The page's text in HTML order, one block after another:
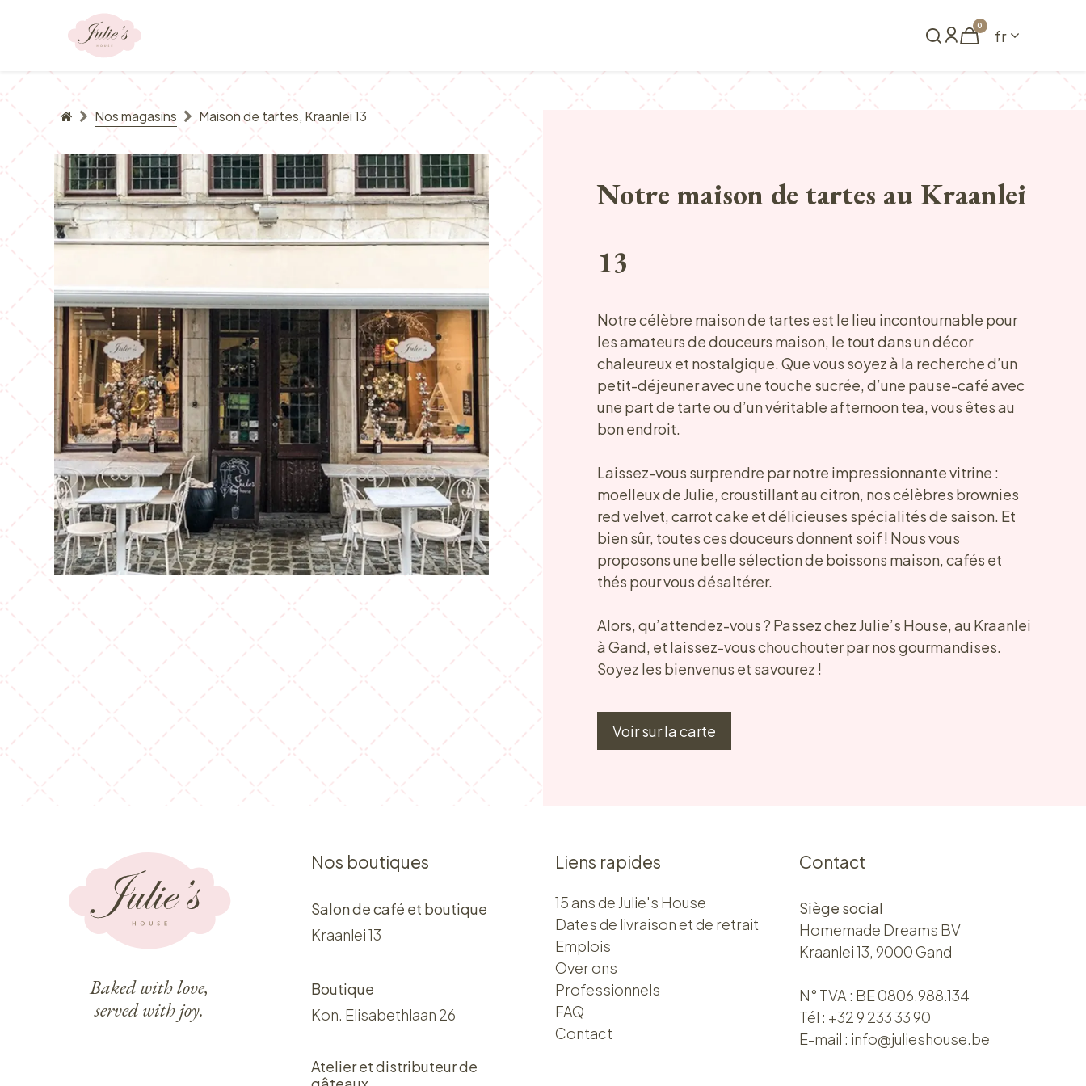
Se rendre au contenu
0
fr
Nos magasins Maison de tartes, Kraanlei 13
Notre maison de tartes au Kraanlei
13
Notre célèbre maison de tartes est le lieu incontournable pour
les amateurs de douceurs maison, le tout dans un décor
chaleureux et nostalgique. Que vous soyez à la recherche d’un
petit-déjeuner avec une touche sucrée, d’une pause-café avec
une part de tarte ou d’un véritable afternoon tea, vous êtes au
bon endroit.
Laissez-vous surprendre par notre impressionnante vitrine :
moelleux de Julie, croustillant au citron, nos célèbres brownies
red velvet, carrot cake et délicieuses spécialités de saison. Et
bien sûr, toutes ces douceurs donnent soif ! Nous vous
proposons une belle sélection de boissons maison, cafés et
thés pour vous désaltérer.
Alors, qu’attendez-vous ? Passez chez Julie’s House, au Kraanlei
à Gand, et laissez-vous chouchouter par nos gourmandises.
Soyez les bienvenus et savourez !
Voir sur la carte
Baked with love,
served with joy.
Nos boutiques
Salon de café et boutique
Kraanlei 13
Boutique
Kon. Elisabethlaan 26
Atelier et distributeur de
Liens rapides
15 ans de Julie's House
Dates de livraison et de retrait
Emplois
Over ons​​
Professionnels
FAQ
Contact
Contact
Siège social
Homemade Dreams BV
Kraanlei 13, 9000 Gand
N° TVA : BE 0806.988.134
Tél : +32 9 233 33 90
E-mail : info@julieshouse.be